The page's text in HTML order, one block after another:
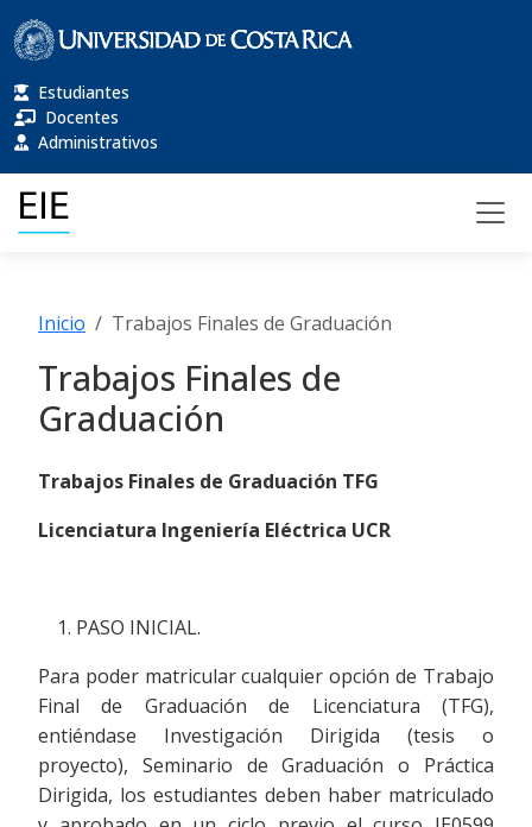
Estudiantes
Docentes
Administrativos
Inicio Trabajos Finales de Graduación
Trabajos Finales de
Graduación
Trabajos Finales de Graduación TFG
Licenciatura Ingeniería Eléctrica UCR
PASO INICIAL.
Para poder matricular cualquier opción de Trabajo
Final de Graduación de Licenciatura (TFG),
entiéndase Investigación Dirigida (tesis o
proyecto), Seminario de Graduación o Práctica
Dirigida, los estudiantes deben haber matriculado